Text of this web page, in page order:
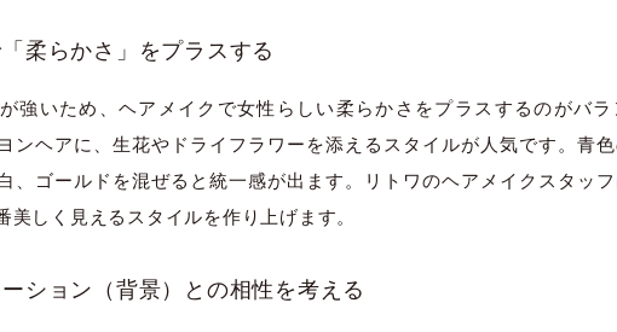
柔らかさ」をプラスする
強いため、ヘアメイクで女性らしい柔らかさをプラスするのがバ
ンヘアに、生花やドライフラワーを添えるスタイルが人気です。青色
、ゴールドを混ぜると統一感が出ます。リトワのヘアメイクスタッ
美しく見えるスタイルを作り上げます。
ション（背景）との相性を考える